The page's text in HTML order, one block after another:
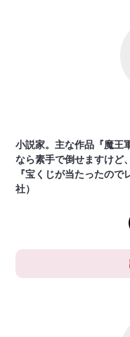
小説家。主な作品『魔王
なら素手で倒せますけど
『宝くじが当たったの
社）